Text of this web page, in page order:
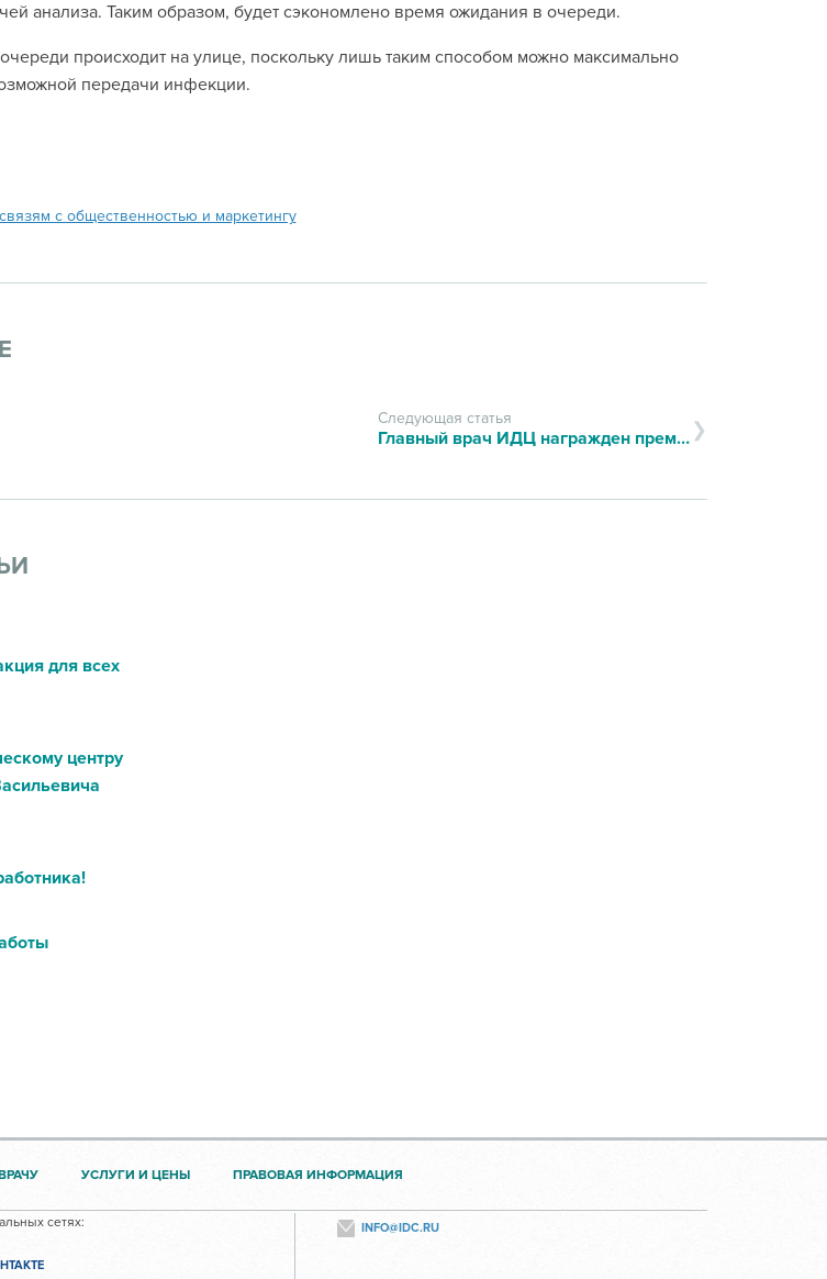
анализа. Таким образом, будет сэкономлено время ожидания в очереди.
происходит на улице, поскольку лишь таким способом можно максимально
передачи инфекции.
с общественностью и маркетингу
Следующая статья
Главный врач ИДЦ награжден премией в области лабораторной медицины имени В.В. Меньшикова
для всех
центру
УСЛУГИ И ЦЕНЫ ПРАВОВАЯ ИНФОРМАЦИЯ
сетях: INFO@IDC.RU